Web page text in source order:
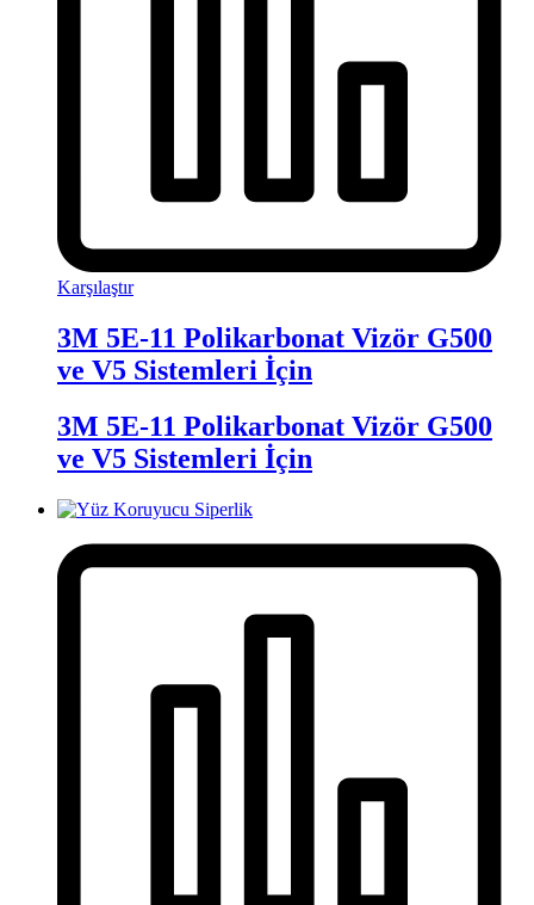
Karşılaştır
3M 5E-11 Polikarbonat Vizör G500
ve V5 Sistemleri İçin
3M 5E-11 Polikarbonat Vizör G500
ve V5 Sistemleri İçin